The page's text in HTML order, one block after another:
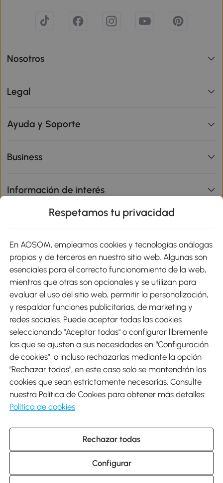
Nosotros
Legal
Ayuda y Soporte
Business
Información de interés
Métodos de Pago
Envíos
Descargar Aosom App
Google Play
931 29 45 12 (L-V de 8:30 a 17:30h)
atencioncliente@aosom.es
C/ Roc Gros, nº 15. 08550 Els Hostalets de Balenyà (Barcelona),
España
Respetamos tu privacidad
En AOSOM, empleamos cookies y tecnologías análogas
propias y de terceros en nuestro sitio web. Algunas son
esenciales para el correcto funcionamiento de la web,
mientras que otras son opcionales y se utilizan para
evaluar el uso del sitio web, permitir la personalización,
y respaldar funciones publicitarias, de marketing y
redes sociales. Puede aceptar todas las cookies
seleccionando "Aceptar todas" o configurar libremente
las que se ajusten a sus necesidades en “Configuración
de cookies”, o incluso rechazarlas mediante la opción
"Rechazar todas", en este caso solo se mantendrán las
cookies que sean estrictamente necesarias. Consulte
nuestra Política de Cookies para obtener más detalles:
Política de cookies
Rechazar todas
Configurar